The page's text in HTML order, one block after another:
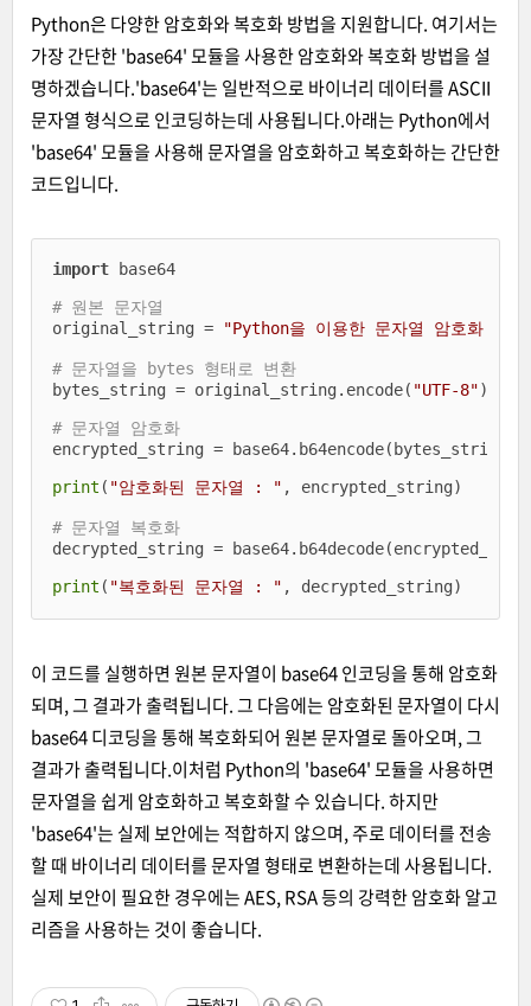
Python은 다양한 암호화와 복호화 방법을 지원합니다. 여기서는
가장 간단한 'base64' 모듈을 사용한 암호화와 복호화 방법을 설
명하겠습니다.'base64'는 일반적으로 바이너리 데이터를 ASCII
문자열 형식으로 인코딩하는데 사용됩니다.아래는 Python에서
'base64' 모듈을 사용해 문자열을 암호화하고 복호화하는 간단한
코드입니다.
import base64
# 원본 문자열
original_string =
"Python을 이용한 문자열 암호화 및
# 문자열을 bytes 형태로 변환
bytes_string = original_string.encode( "UTF-8")
# 문자열 암호화
encrypted_string = base64.b64encode(bytes_string)
print ( "암호화된 문자열 : " , encrypted_string)
# 문자열 복호화
decrypted_string =
print ( "복호화된 문자열 : " , decrypted_string)
이 코드를 실행하면 원본 문자열이 base64 인코딩을 통해 암호화
되며, 그 결과가 출력됩니다. 그 다음에는 암호화된 문자열이 다시
base64 디코딩을 통해 복호화되어 원본 문자열로 돌아오며, 그
결과가 출력됩니다.이처럼 Python의 'base64' 모듈을 사용하면
문자열을 쉽게 암호화하고 복호화할 수 있습니다. 하지만
'base64'는 실제 보안에는 적합하지 않으며, 주로 데이터를 전송
할 때 바이너리 데이터를 문자열 형태로 변환하는데 사용됩니다.
실제 보안이 필요한 경우에는 AES, RSA 등의 강력한 암호화 알고
리즘을 사용하는 것이 좋습니다.